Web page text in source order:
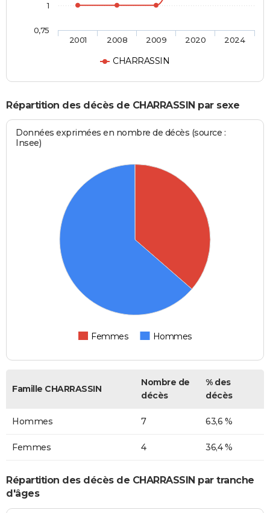
CHARRASSIN
2001 2008 2009 2020 2024
0,75
1
Répartition des décès de CHARRASSIN par sexe
Données exprimées en nombre de décès (source :
Insee)
Femmes Hommes
Famille CHARRASSIN
Nombre de
décès
% des
décès
Hommes 7 63,6 %
Femmes 4 36,4 %
Répartition des décès de CHARRASSIN par tranche
d'âges